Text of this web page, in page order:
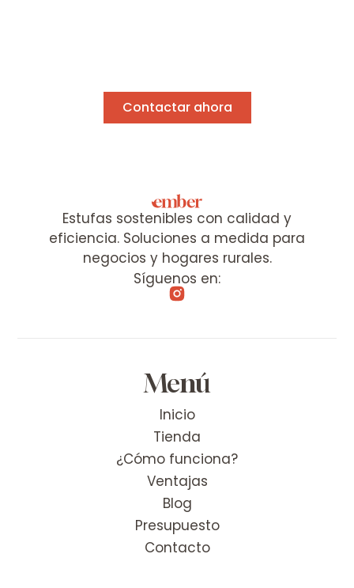
Contactar ahora
Estufas sostenibles con calidad y
eficiencia. Soluciones a medida para
negocios y hogares rurales.
Síguenos en:
Menú
Inicio
Tienda
¿Cómo funciona?
Ventajas
Blog
Presupuesto
Contacto